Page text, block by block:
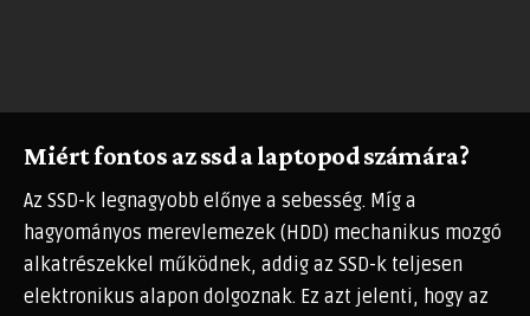
Miért fontos az ssd a laptopod számára?
Az SSD-k legnagyobb előnye a sebesség. Míg a
hagyományos merevlemezek (HDD) mechanikus mozgó
alkatrészekkel működnek, addig az SSD-k teljesen
elektronikus alapon dolgoznak. Ez azt jelenti, hogy az